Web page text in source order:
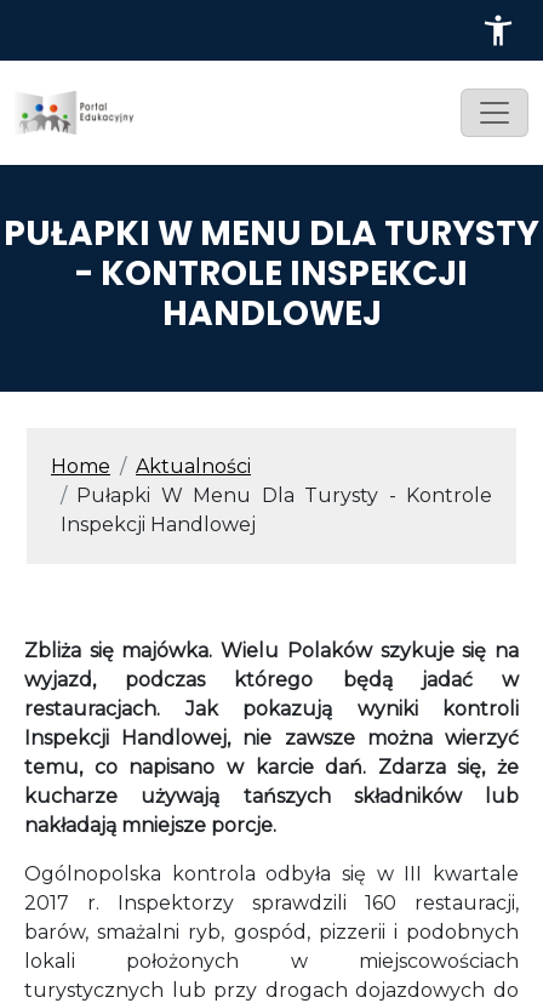
PUŁAPKI W MENU DLA TURYSTY
- KONTROLE INSPEKCJI
HANDLOWEJ
ŚCIEŻKA NAWIGACYJNA
Home
Aktualności
Pułapki W Menu Dla Turysty - Kontrole
Inspekcji Handlowej
Zbliża się majówka. Wielu Polaków szykuje się na
wyjazd, podczas którego będą jadać w
restauracjach. Jak pokazują wyniki kontroli
Inspekcji Handlowej, nie zawsze można wierzyć
temu, co napisano w karcie dań. Zdarza się, że
kucharze używają tańszych składników lub
nakładają mniejsze porcje.
Ogólnopolska kontrola odbyła się w III kwartale
2017 r. Inspektorzy sprawdzili 160 restauracji,
barów, smażalni ryb, gospód, pizzerii i podobnych
lokali położonych w miejscowościach
turystycznych lub przy drogach dojazdowych do